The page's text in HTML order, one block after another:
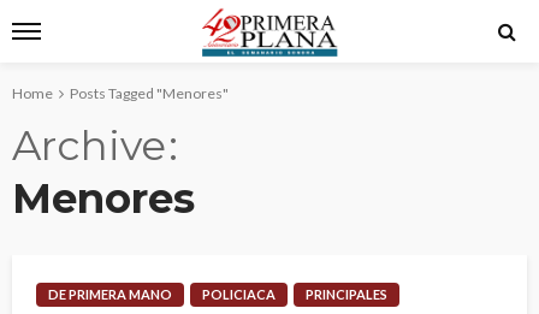
Home Posts Tagged "Menores"
Archive
Menores
DE PRIMERA MANO POLICIACA PRINCIPALES